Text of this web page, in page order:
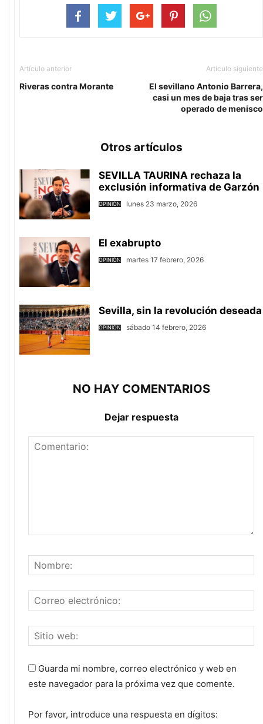
Artículo anterior
Riveras contra Morante
Artículo siguiente
El sevillano Antonio Barrera,
casi un mes de baja tras ser
operado de menisco
Otros artículos
SEVILLA TAURINA rechaza la
exclusión informativa de Garzón
OPINIÓN lunes 23 marzo, 2026
El exabrupto
OPINIÓN martes 17 febrero, 2026
Sevilla, sin la revolución deseada
OPINIÓN sábado 14 febrero, 2026
NO HAY COMENTARIOS
Dejar respuesta
Guarda mi nombre, correo electrónico y web en
este navegador para la próxima vez que comente.
Por favor, introduce una respuesta en dígitos: